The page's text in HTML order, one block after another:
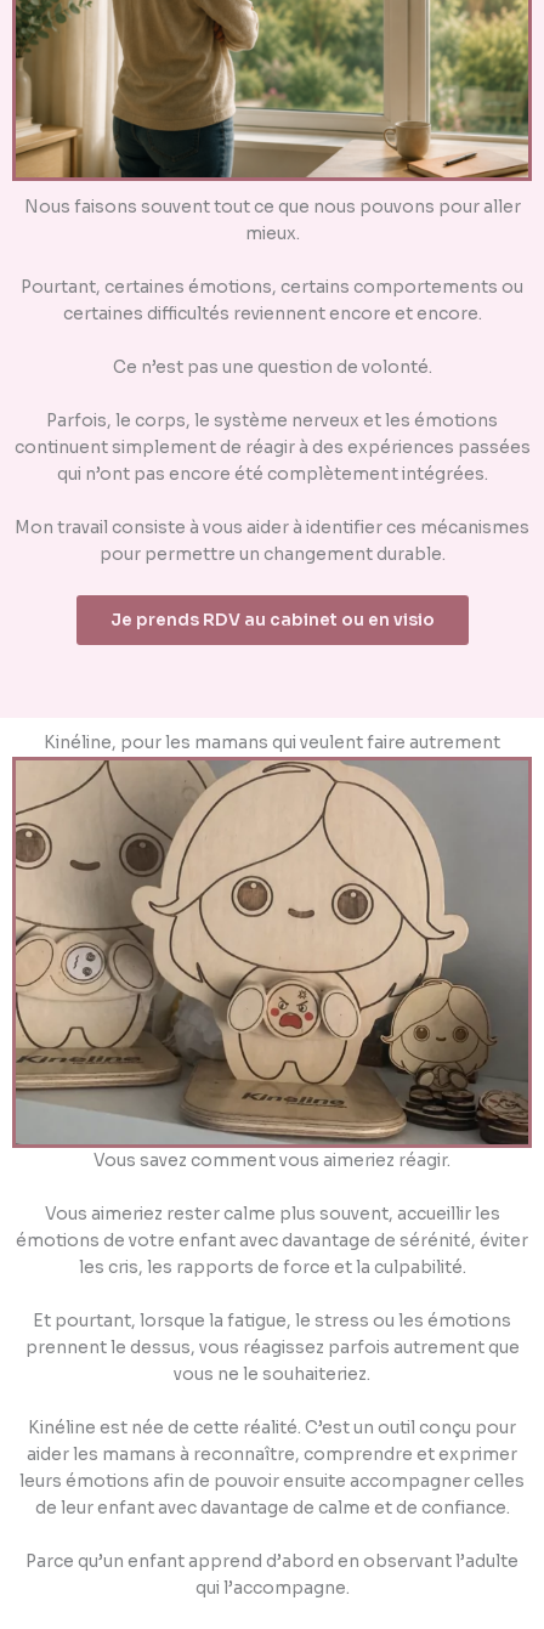
Nous faisons souvent tout ce que nous pouvons pour aller
mieux.
Pourtant, certaines émotions, certains comportements ou
certaines difficultés reviennent encore et encore.
Ce n’est pas une question de volonté.
Parfois, le corps, le système nerveux et les émotions
continuent simplement de réagir à des expériences passées
qui n’ont pas encore été complètement intégrées.
Mon travail consiste à vous aider à identifier ces mécanismes
pour permettre un changement durable.
Je prends RDV au cabinet ou en visio
Kinéline, pour les mamans qui veulent faire autrement
Vous savez comment vous aimeriez réagir.
Vous aimeriez rester calme plus souvent, accueillir les
émotions de votre enfant avec davantage de sérénité, éviter
les cris, les rapports de force et la culpabilité.
Et pourtant, lorsque la fatigue, le stress ou les émotions
prennent le dessus, vous réagissez parfois autrement que
vous ne le souhaiteriez.
Kinéline est née de cette réalité. C’est un outil conçu pour
aider les mamans à reconnaître, comprendre et exprimer
leurs émotions afin de pouvoir ensuite accompagner celles
de leur enfant avec davantage de calme et de confiance.
Parce qu’un enfant apprend d’abord en observant l’adulte
qui l’accompagne.